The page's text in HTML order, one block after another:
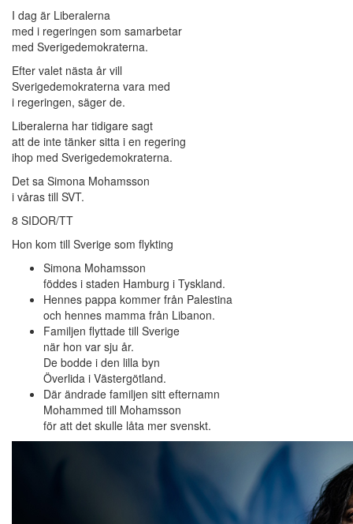
I dag är Liberalerna
med i regeringen som samarbetar
med Sverigedemokraterna.
Efter valet nästa år vill
Sverigedemokraterna vara med
i regeringen, säger de.
Liberalerna har tidigare sagt
att de inte tänker sitta i en regering
ihop med Sverigedemokraterna.
Det sa Simona Mohamsson
i våras till SVT.
8 SIDOR/TT
Hon kom till Sverige som flykting
Simona Mohamsson
föddes i staden Hamburg i Tyskland.
Hennes pappa kommer från Palestina
och hennes mamma från Libanon.
Familjen flyttade till Sverige
när hon var sju år.
De bodde i den lilla byn
Överlida i Västergötland.
Där ändrade familjen sitt efternamn
Mohammed till Mohamsson
för att det skulle låta mer svenskt.